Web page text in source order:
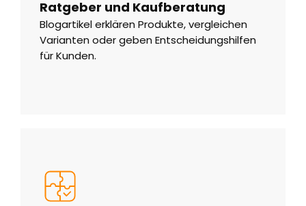
Ratgeber und Kaufberatung
Blogartikel erklären Produkte, vergleichen
Varianten oder geben Entscheidungshilfen
für Kunden.